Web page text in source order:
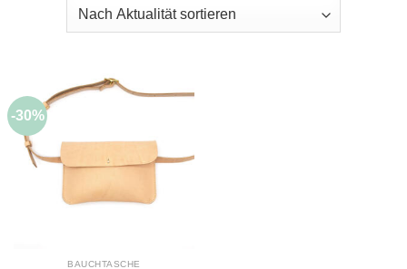
-30%
BAUCHTASCHE